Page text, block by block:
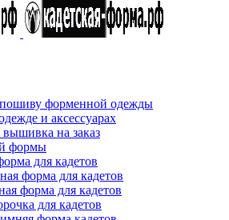
форменной одежды
и аксессуарах
на заказ
формы
для кадетов
форма для кадетов
форма для кадетов
для кадетов